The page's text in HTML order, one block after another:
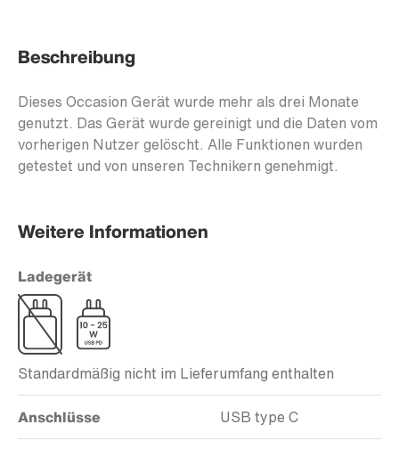
Beschreibung
Dieses Occasion Gerät wurde mehr als drei Monate
genutzt. Das Gerät wurde gereinigt und die Daten vom
vorherigen Nutzer gelöscht. Alle Funktionen wurden
getestet und von unseren Technikern genehmigt.
Weitere Informationen
Ladegerät
Standardmäßig nicht im Lieferumfang enthalten
Anschlüsse USB type C